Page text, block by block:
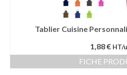
Tablier Cuisine
1,88 € HT/u
FICHE